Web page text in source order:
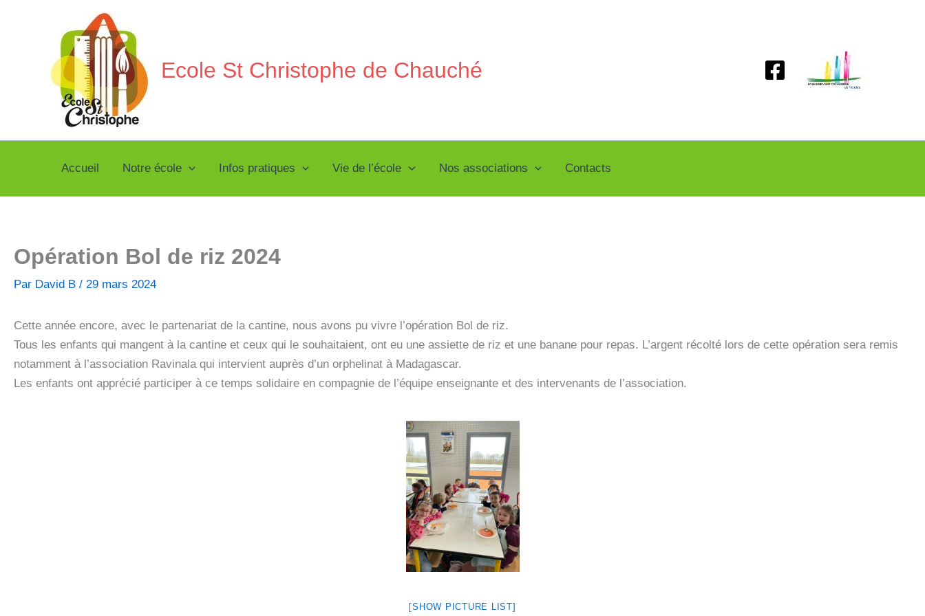
Ecole St Christophe de Chauché
Accueil Notre école Infos pratiques Vie de l’école Nos associations Contacts
Opération Bol de riz 2024
Par David B / 29 mars 2024
Cette année encore, avec le partenariat de la cantine, nous avons pu vivre l’opération Bol de riz.
Tous les enfants qui mangent à la cantine et ceux qui le souhaitaient, ont eu une assiette de riz et une banane pour repas. L’argent récolté lors de cette opération sera remis
notamment à l’association Ravinala qui intervient auprès d’un orphelinat à Madagascar.
Les enfants ont apprécié participer à ce temps solidaire en compagnie de l’équipe enseignante et des intervenants de l’association.
[SHOW PICTURE LIST]